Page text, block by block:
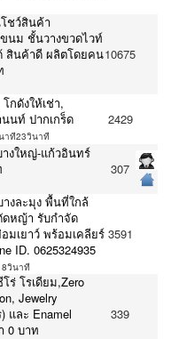
ชว์สินค้า
ขนม ชั้นวางขวดไวท์
สินค้าดี ผลิตโดยคน10675
กดังให้เช่า,
นท์ ปากเกร็ด
าที23วินาที
2429
งใหญ่-แก้วอินทร์
307
งละมุง พื้นที่ใกล้
ดหญ้า รับกำจัด
เยาว์ พร้อมเคลียร์
ID. 0625324935
วินาที
3591
ร่ โรเดียม,Zero
Jewelry
และ Enamel
0 บาท
339